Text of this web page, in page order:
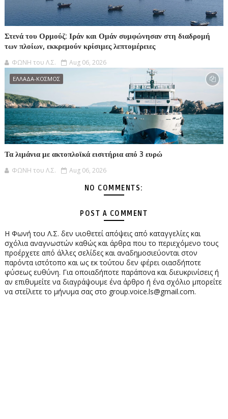
Στενά του Ορμούζ: Ιράν και Ομάν συμφώνησαν στη διαδρομή
των πλοίων, εκκρεμούν κρίσιμες λεπτομέρειες
ΦΩΝΗ του Λ.Σ. Aug 06, 2026
ΕΛΛΑΔΑ-ΚΟΣΜΟΣ
Τα λιμάνια με ακτοπλοϊκά εισιτήρια από 3 ευρώ
ΦΩΝΗ του Λ.Σ. Aug 06, 2026
NO COMMENTS:
POST A COMMENT
Η Φωνή του Λ.Σ. δεν υιοθετεί απόψεις από καταγγελίες και
σχόλια αναγνωστών καθώς και άρθρα που το περιεχόμενο τους
προέρχετε από άλλες σελίδες και αναδημοσιεύονται στον
παρόντα ιστότοπο και ως εκ τούτου δεν φέρει οιασδήποτε
φύσεως ευθύνη. Για οποιαδήποτε παράπονα και διευκρινίσεις ή
αν επιθυμείτε να διαγράψουμε ένα άρθρο ή ένα σχόλιο μπορείτε
να στείλετε το μήνυμα σας στο group.voice.ls@gmail.com.